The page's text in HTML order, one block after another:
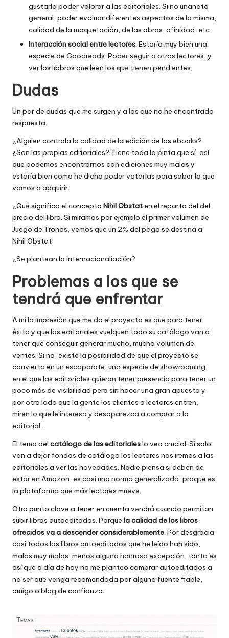
gustaría poder valorar a las editoriales. Si no unanota
general, poder evaluar diferentes aspectos de la misma,
calidad de la maquetación, de las obras, afinidad, etc
Interacción social entre lectores. Estaría muy bien una
especie de Goodreads. Poder seguir a otros lectores, y
ver los libbros que leen los que tienen pendientes.
Dudas
Un par de dudas que me surgen y a las que no he encontrado
respuesta.
¿Alguien controla la calidad de la edición de los ebooks?
¿Son las propias editoriales? Tiene toda la pinta que sí, así
que podemos encontrarnos con ediciones muy malas y
estaría bien como he dicho poder votarlas para saber lo que
vamos a adquirir.
¿Qué significa el concepto Nihil Obstaten el reparto del del
precio del libro. Si miramos por ejemplo el primer volumen de
Juego de Tronos, vemos que un 2% del pago se destina a
Nihil Obstat
¿Se plantean la internacionaliación?
Problemas a los que se
tendrá que enfrentar
A mí la impresión que me da el proyecto es que para tener
éxito y que las editoriales vuelquen todo su catálogo van a
tener que conseguir generar mucho, mucho volumen de
ventes. Si no, existe la posibilidad de que el proyecto se
convierta en un escaparate, una especie de showrooming,
en el que las editoriales quieran tener presencia para tener un
poco más de visibilidad pero sin hacer una gran apuesta y
por otro lado que la gente los clientes o lectores entren,
miren lo que le interesa y desaparezca a comprar a la
editorial.
El tema del catálogo de las editorialeslo veo crucial. Si solo
van a dejar fondos de catálogo los lectores nos iremos a las
editoriales a ver las novedades. Nadie piensa si deben de
estar en Amazon, es casi una norma generalizada, proque es
la plataforma que más lectores mueve.
Otro punto clave a tener en cuenta vendrá cuando permitan
subir libros autoeditados. Porque la calidad de los libros
ofrecidos va a descender considerablemente. Por desgracia
casi todos los libros autoeditados que he leído han sido,
malos muy malos, menos alguna honrosa excepción, tanto es
así que a día de hoy no me planteo comprar autoeditados a
no ser que venga recomendada por alguna fuente fiable,
amigo o blog de confianza.